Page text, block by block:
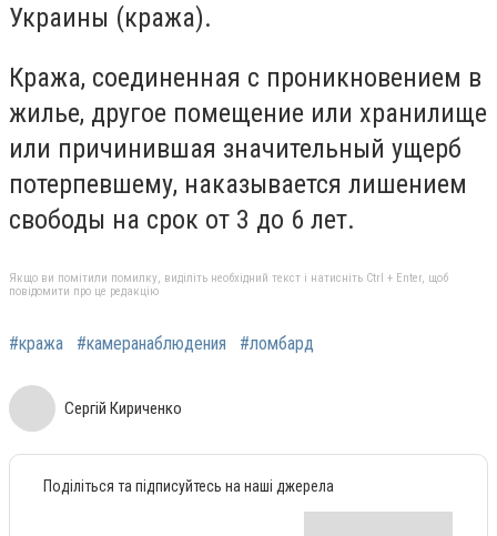
Украины (кража).
Кража, соединенная с проникновением в
жилье, другое помещение или хранилище
или причинившая значительный ущерб
потерпевшему, наказывается лишением
свободы на срок от 3 до 6 лет.
Якщо ви помітили помилку, виділіть необхідний текст і натисніть Ctrl + Enter, щоб
повідомити про це редакцію
#кража #камеранаблюдения #ломбард
Сергій Кириченко
Поділіться та підписуйтесь на наші джерела